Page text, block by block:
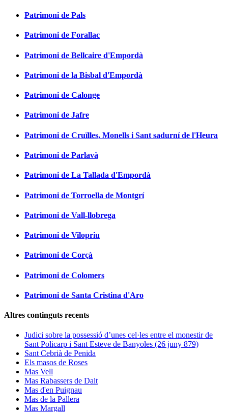
Patrimoni de Pals
Patrimoni de Forallac
Patrimoni de Bellcaire d'Empordà
Patrimoni de la Bisbal d'Empordà
Patrimoni de Calonge
Patrimoni de Jafre
Patrimoni de Cruïlles, Monells i Sant sadurní de l'Heura
Patrimoni de Parlavà
Patrimoni de La Tallada d'Empordà
Patrimoni de Torroella de Montgrí
Patrimoni de Vall-llobrega
Patrimoni de Vilopriu
Patrimoni de Corçà
Patrimoni de Colomers
Patrimoni de Santa Cristina d'Aro
Altres continguts recents
Judici sobre la possessió d’unes cel·les entre el monestir de
Sant Policarp i Sant Esteve de Banyoles (26 juny 879)
Sant Cebrià de Penida
Els masos de Roses
Mas Vell
Mas Rabassers de Dalt
Mas d'en Puignau
Mas de la Pallera
Mas Margall